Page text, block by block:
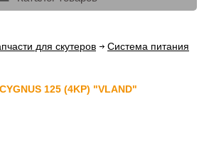
для скутеров
Система питания
125 (4KP) "VLAND"